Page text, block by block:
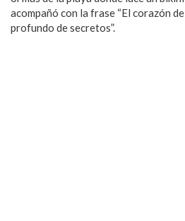
acompañó con la frase “El corazón
profundo de secretos”.